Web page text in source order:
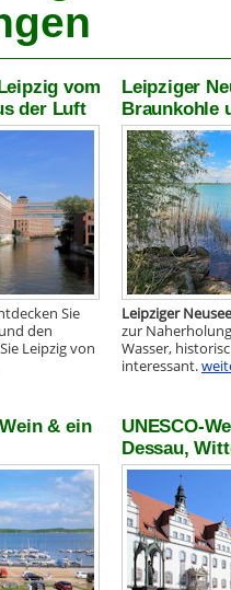
vom
der Luft
Sie
den
Leipzig von
Leipziger
Braunkohle
Leipziger
zur
Wasser,
interessant.
& ein
UNESCO-
Dessau,